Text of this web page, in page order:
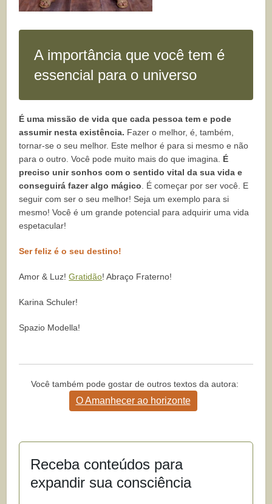
A importância que você tem é
essencial para o universo
É uma missão de vida que cada pessoa tem e pode
assumir nesta existência. Fazer o melhor, é, também,
tornar-se o seu melhor. Este melhor é para si mesmo e não
para o outro. Você pode muito mais do que imagina. É
preciso unir sonhos com o sentido vital da sua vida e
conseguirá fazer algo mágico . É começar por ser você. E
seguir com ser o seu melhor! Seja um exemplo para si
mesmo! Você é um grande potencial para adquirir uma vida
espetacular!
Ser feliz é o seu destino!
Amor & Luz!Gratidão! Abraço Fraterno!
Karina Schuler!
Spazio Modella!
Você também pode gostar de outros textos da autora:
O Amanhecer ao horizonte
Receba conteúdos para
expandir sua consciência